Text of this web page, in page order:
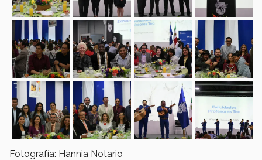
Fotografía: Hannia Notario